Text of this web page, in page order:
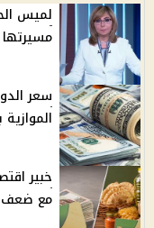
لميس
سعر
الموازية
خبير
مع ضعف